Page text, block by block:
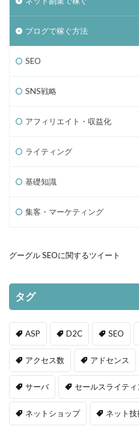
ブログで稼ぐ方法
SEO
SNS戦略
アフィリエイト・収益化
ライティング
基礎知識
集客・マーケティング
グーグル SEOに関するツイート
タグ
ASP D2C SEO
アクセス数 アドセンス
サーバ セールスライテ
ネットショップ ネット技